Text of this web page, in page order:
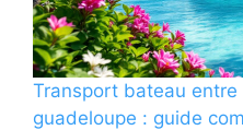
Transport bateau
guadeloupe : guide